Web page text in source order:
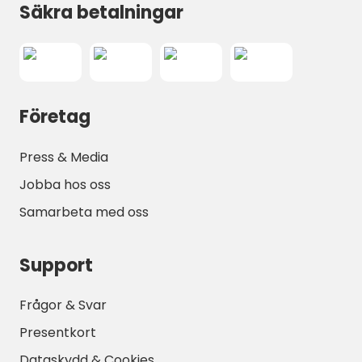
Säkra betalningar
Företag
Press & Media
Jobba hos oss
Samarbeta med oss
Support
Frågor & Svar
Presentkort